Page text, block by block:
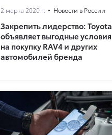
2 марта 2020 г. Новости в России
Закрепить лидерство: Toyota
объявляет выгодные условия
на покупку RAV4 и других
автомобилей бренда